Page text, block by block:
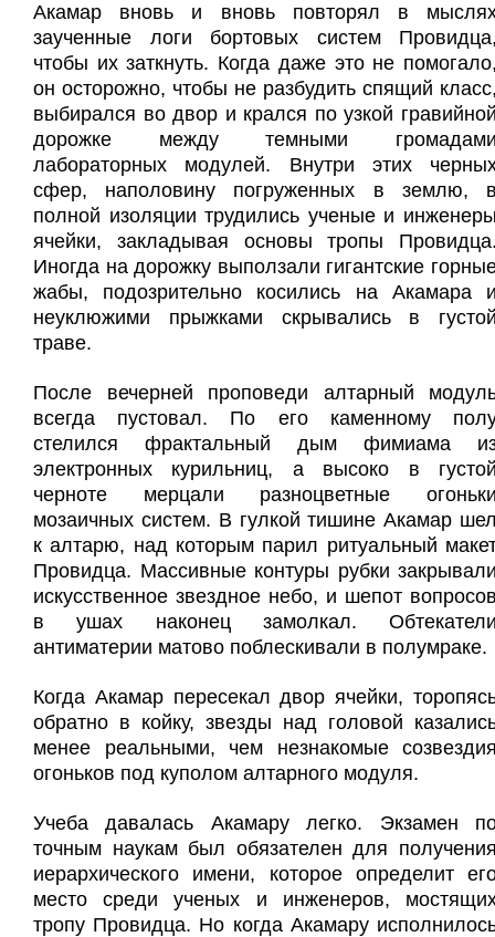
Акамар вновь и вновь повторял в
заученные логи бортовых систем
чтобы их заткнуть. Когда даже это не
он осторожно, чтобы не разбудить спящий
выбирался во двор и крался по узкой
дорожке между темными
лабораторных модулей. Внутри этих
сфер, наполовину погруженных в землю,
полной изоляции трудились ученые и
ячейки, закладывая основы тропы
Иногда на дорожку выползали гигантские
жабы, подозрительно косились на Акамара
неуклюжими прыжками скрывались в
траве.
После вечерней проповеди алтарный
всегда пустовал. По его каменному
стелился фрактальный дым фимиама
электронных курильниц, а высоко в
черноте мерцали разноцветные
мозаичных систем. В гулкой тишине Акамар
к алтарю, над которым парил ритуальный
Провидца. Массивные контуры рубки
искусственное звездное небо, и шепот
в ушах наконец замолкал.
антиматерии матово поблескивали в полумраке.
Когда Акамар пересекал двор ячейки,
обратно в койку, звезды над головой
менее реальными, чем незнакомые
огоньков под куполом алтарного модуля.
Учеба давалась Акамару легко. Экзамен
точным наукам был обязателен для
иерархического имени, которое определит
место среди ученых и инженеров,
тропу Провидца. Но когда Акамару